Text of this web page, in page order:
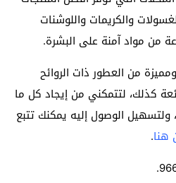
والكريمات واللوشنات
من مواد آمنة على البشرة.
من العطور ذات الروائح
كذلك، لتتمكني من إيجاد كل ما
ولتسهيل الوصول إليه يمكنك تتبع
هنا.